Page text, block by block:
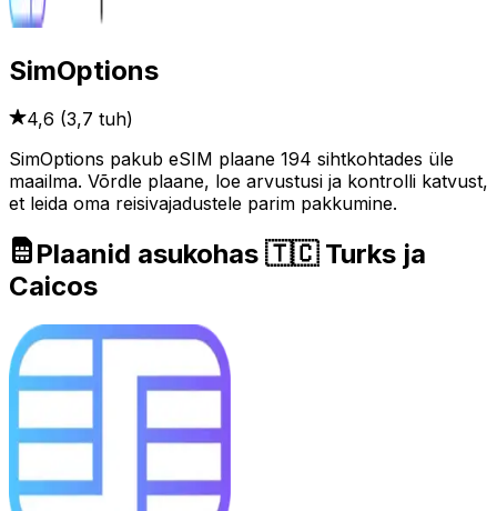
SimOptions
4,6 (3,7 tuh)
SimOptions pakub eSIM plaane 194 sihtkohtades üle
maailma. Võrdle plaane, loe arvustusi ja kontrolli katvust,
et leida oma reisivajadustele parim pakkumine.
Plaanid asukohas 🇹🇨 Turks ja
Caicos